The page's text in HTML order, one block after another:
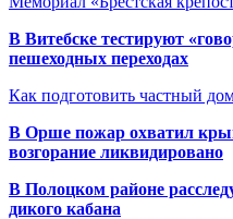
В Витебске тестируют
пешеходных переходах
Как подготовить частный
В Орше пожар охватил
возгорание ликвидировано
В Полоцком районе
дикого кабана